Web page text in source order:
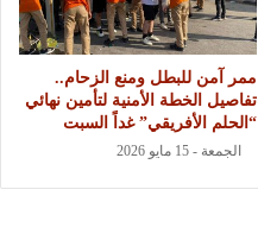
ممر آمن للبطل ومنع الزحام..
تفاصيل الخطة الأمنية لتأمين نهائي
“الحلم الأفريقي” غداً السبت
الجمعة - 15 مايو 2026